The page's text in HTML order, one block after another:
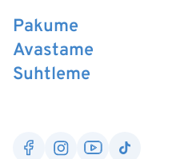
Suhtleme
Pakume
Avastame